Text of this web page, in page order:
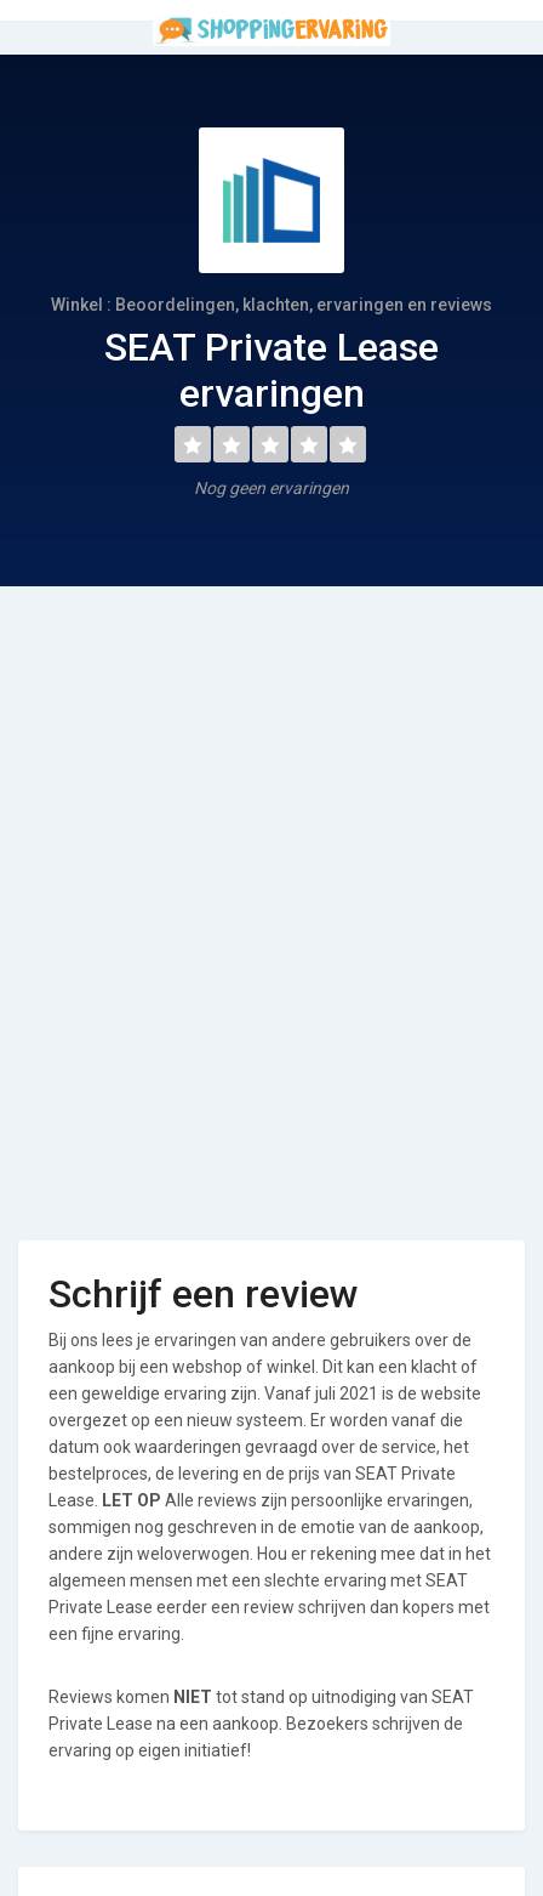
Winkel : Beoordelingen, klachten, ervaringen en reviews
SEAT Private Lease
ervaringen
Nog geen ervaringen
Schrijf een review
Bij ons lees je ervaringen van andere gebruikers over de
aankoop bij een webshop of winkel. Dit kan een klacht of
een geweldige ervaring zijn. Vanaf juli 2021 is de website
overgezet op een nieuw systeem. Er worden vanaf die
datum ook waarderingen gevraagd over de service, het
bestelproces, de levering en de prijs van SEAT Private
Lease.
LET OP Alle reviews zijn persoonlijke ervaringen,
sommigen nog geschreven in de emotie van de aankoop,
andere zijn weloverwogen. Hou er rekening mee dat in het
algemeen mensen met een slechte ervaring met SEAT
Private Lease eerder een review schrijven dan kopers met
een fijne ervaring.
Reviews komen NIET tot stand op uitnodiging van SEAT
Private Lease na een aankoop. Bezoekers schrijven de
ervaring op eigen initiatief!